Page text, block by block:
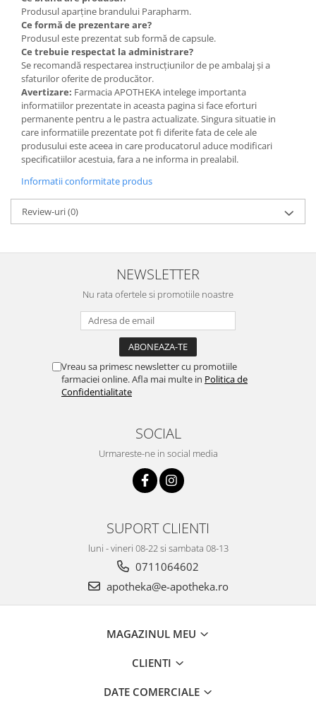
Produsul aparține brandului Parapharm.
Ce formă de prezentare are?
Produsul este prezentat sub formă de capsule.
Ce trebuie respectat la administrare?
Se recomandă respectarea instrucțiunilor de pe ambalaj și a
sfaturilor oferite de producător.
Avertizare: Farmacia APOTHEKA intelege importanta
informatiilor prezentate in aceasta pagina si face eforturi
permanente pentru a le pastra actualizate. Singura situatie in
care informatiile prezentate pot fi diferite fata de cele ale
produsului este aceea in care producatorul aduce modificari
specificatiilor acestuia, fara a ne informa in prealabil.
Informatii conformitate produs
Review-uri(0)
NEWSLETTER
Nu rata ofertele si promotiile noastre
Vreau sa primesc newsletter cu promotiile
farmaciei online. Afla mai multe in Politica de
Confidentialitate
SOCIAL
Urmareste-ne in social media
SUPORT CLIENTI
luni - vineri 08-22 si sambata 08-13
0711064602
apotheka@e-apotheka.ro
MAGAZINUL MEU
CLIENTI
DATE COMERCIALE